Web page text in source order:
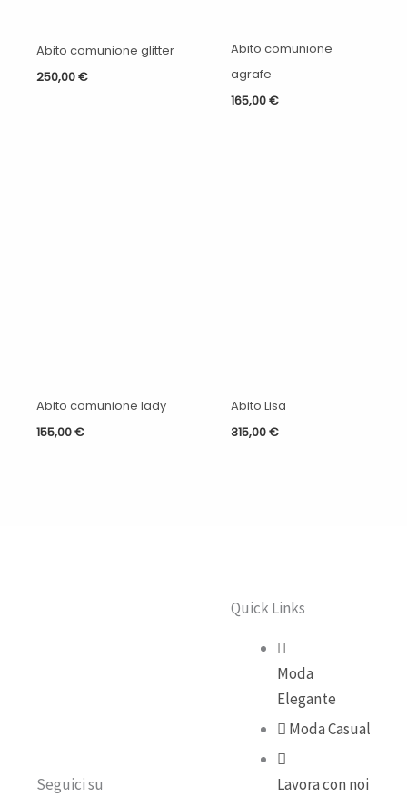
Abito comunione glitter
250,00€
Abito comunione
agrafe
165,00€
Abito comunione lady
155,00€
Abito Lisa
315,00€
Seguici su
Quick Links
Moda
Elegante
Moda Casual
Lavora con noi